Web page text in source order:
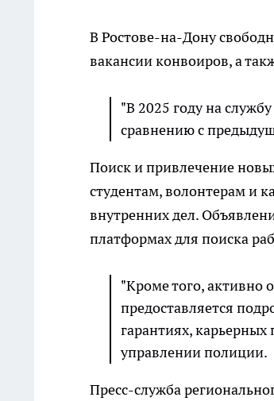
В Ростове-на-Дону
вакансии конвоиров, а
"В 2025 году на
сравнению с
Поиск и привлечение
студентам, волонтерам и
внутренних дел.
платформах для поиска
"Кроме того, активно
предоставляется
гарантиях,
управлении полиции.
Пресс-служба